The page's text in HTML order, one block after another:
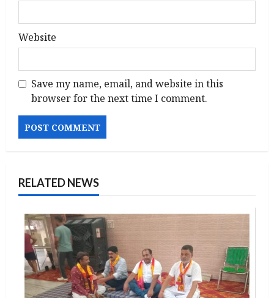
Website
Save my name, email, and website in this
browser for the next time I comment.
RELATED NEWS